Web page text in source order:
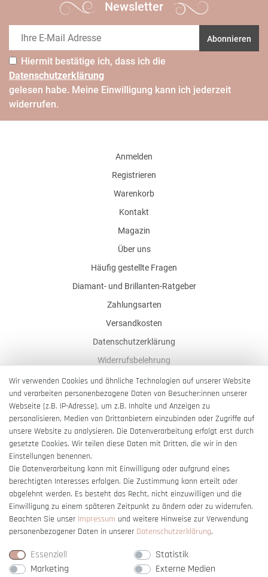
Newsletter
Abonnieren
Hiermit bestätige ich, dass ich die
Daten­schutz­erklärung
gelesen habe. Meine Einwilligung kann ich jederzeit
widerrufen.
Anmelden
Registrieren
Warenkorb
Kontakt
Magazin
Über uns
Häufig gestellte Fragen
Diamant- und Brillanten-Ratgeber
Zahlungsarten
Versandkosten
Datenschutzerklärung
Widerrufsbelehrung
AGB
Impressum
Barrierefreiheitserklärung
Vertrag widerrufen
Wir verwenden Cookies und ähnliche Technologien auf unserer Website
und verarbeiten personenbezogene Daten von Besucher:innen unserer
Webseite (z.B. IP-Adresse), um z.B. Inhalte und Anzeigen zu
personalisieren, Medien von Drittanbietern einzubinden oder Zugriffe auf
unsere Website zu analysieren. Die Datenverarbeitung erfolgt erst durch
gesetzte Cookies. Wir teilen diese Daten mit Dritten, die wir in den
Einstellungen benennen.
Die Datenverarbeitung kann mit Einwilligung oder aufgrund eines
berechtigten Interesses erfolgen. Die Zustimmung kann erteilt oder
abgelehnt werden. Es besteht das Recht, nicht einzuwilligen und die
Einwilligung zu einem späteren Zeitpunkt zu ändern oder zu widerrufen.
Beachten Sie unser Impressum und weitere Hinweise zur Verwendung
personenbezogener Daten in unserer Daten­schutz­erklärung.
Essenziell
Statistik
Marketing
Externe Medien